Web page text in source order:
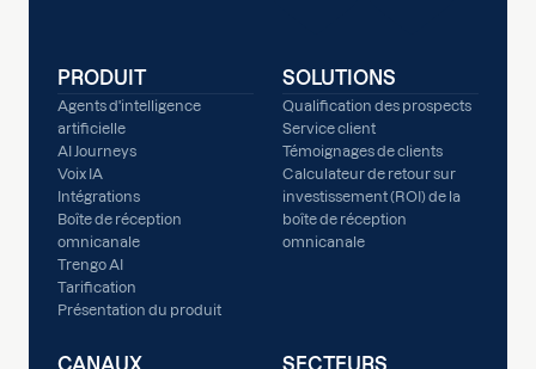
PRODUIT
Agents d'intelligence
artificielle
AI Journeys
Voix IA
Intégrations
Boîte de réception
omnicanale
Trengo AI
Tarification
Présentation du produit
SOLUTIONS
Qualification des prospects
Service client
Témoignages de clients
Calculateur de retour sur
investissement (ROI) de la
boîte de réception
omnicanale
CANAUX SECTEURS